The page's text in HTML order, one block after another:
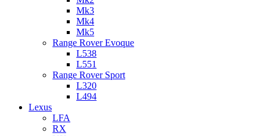
Mk3
Mk4
Mk5
Range Rover Evoque
L538
L551
Range Rover Sport
L320
L494
Lexus
LFA
RX